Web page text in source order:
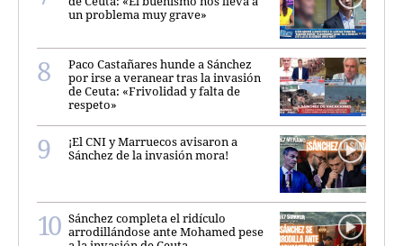
un problema muy grave»
Paco Castañares hunde a Sánchez
por irse a veranear tras la invasión
de Ceuta: «Frivolidad y falta de
respeto»
¡El CNI y Marruecos avisaron a
Sánchez de la invasión mora!
Sánchez completa el ridículo
arrodillándose ante Mohamed pese